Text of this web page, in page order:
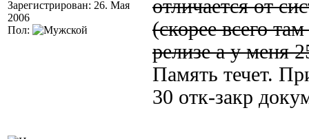
Зарегистрирован: 26. Мая
2006
Пол:
отличается от
(скорее всего
релизе а у меня
Память течет.
30 отк-закр